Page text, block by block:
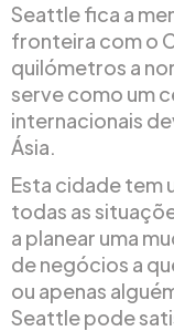
Seattle fica a
fronteira com o
quilómetros a
serve como um
internacionais
Ásia.
Esta cidade tem
todas as
a planear uma
de negócios a
ou apenas
Seattle pode